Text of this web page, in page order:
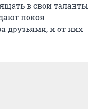
в свои таланты
покоя
друзьями, и от них